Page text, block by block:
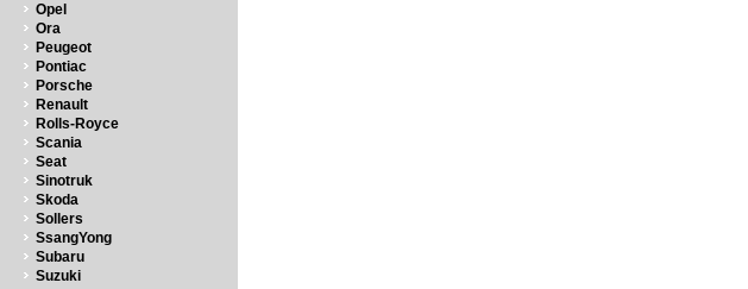
Opel
Ora
Peugeot
Pontiac
Porsche
Renault
Rolls-Royce
Scania
Seat
Sinotruk
Skoda
Sollers
SsangYong
Subaru
Suzuki